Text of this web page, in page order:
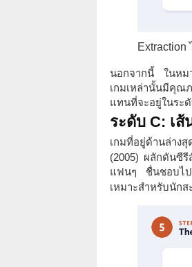
นอกจากนี้ ในหมว
เกมเหล่านั้นมีคุณ
แทนที่จะอยู่ในระ
ระดับ C: เ
เกมที่อยู่ด้านล่าง
(2005) ผลักดันซี
แฟนๆ ชื่นชอบไป
เหมาะสำหรับนัก